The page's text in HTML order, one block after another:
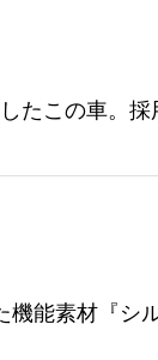
たこの車。
能素材『シ